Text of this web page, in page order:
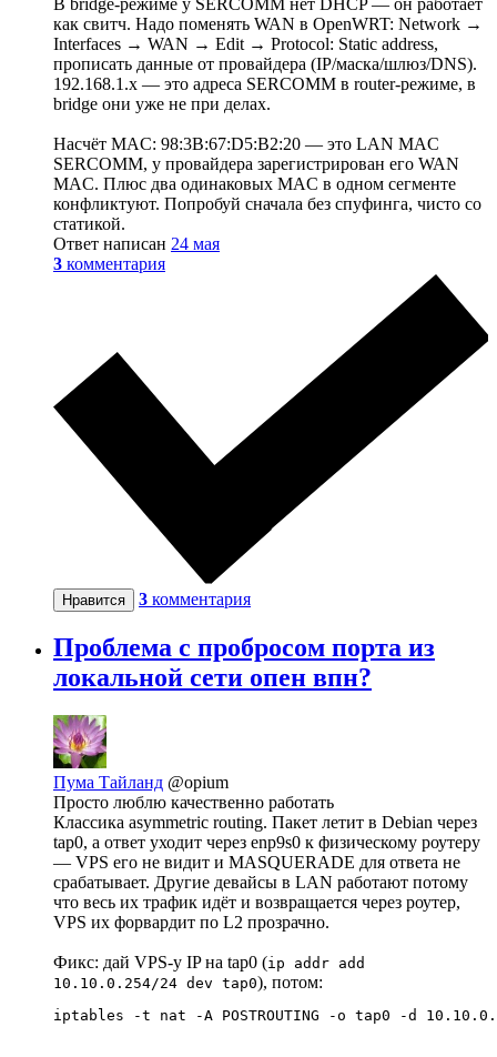
как свитч. Надо поменять WAN в OpenWRT: Network →
Interfaces → WAN → Edit → Protocol: Static address,
прописать данные от провайдера (IP/маска/шлюз/DNS).
192.168.1.x — это адреса SERCOMM в router-режиме, в
bridge они уже не при делах.
Насчёт MAC: 98:3B:67:D5:B2:20 — это LAN MAC
SERCOMM, у провайдера зарегистрирован его WAN
MAC. Плюс два одинаковых MAC в одном сегменте
конфликтуют. Попробуй сначала без спуфинга, чисто со
статикой.
Ответ написан 24 мая
3 комментария
Нравится 3 комментария
Проблема с пробросом порта из
локальной сети опен впн?
Пума Тайланд @opium
Просто люблю качественно работать
Классика asymmetric routing. Пакет летит в Debian через
tap0, а ответ уходит через enp9s0 к физическому роутеру
— VPS его не видит и MASQUERADE для ответа не
срабатывает. Другие девайсы в LAN работают потому
что весь их трафик идёт и возвращается через роутер,
VPS их форвардит по L2 прозрачно.
Фикс: дай VPS-у IP на tap0 (ip addr add
10.10.0.254/24 dev tap0), потом:
iptables -t nat -A POSTROUTING -o tap0 -d 10.10.0.2